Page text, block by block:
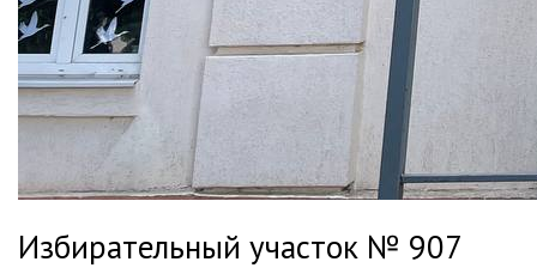
Избирательный участок № 907